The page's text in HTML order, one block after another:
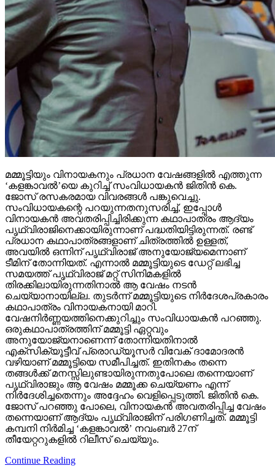
മമ്മൂട്ടിയും വിനായകനും പ്രധാന വേഷങ്ങളില്‍ എത്തുന്ന
ജോസ് രസകരമായ വിവരങ്ങള്‍ പങ്കുവെച്ചു.
സംവിധായകന്റെ പറയുന്നതനുസരിച്ച്, ഇപ്പോള്‍
വിനായകന്‍ അവതരിപ്പിച്ചിരിക്കുന്ന കഥാപാത്രം ആദ്യം
പൃഥ്വിരാജിനെക്കായിരുന്നാണ് പദ്ധതിയിട്ടിരുന്നത്. രണ്ട്
പ്രധാന കഥാപാത്രങ്ങളാണ് ചിത്രത്തില്‍ ഉള്ളത്,
അവയില്‍ ഒന്നിന് പൃഥ്വിരാജ് അനുയോജ്യമെന്നാണ്
ടീമിന് തോന്നിയത്. എന്നാല്‍ മമ്മൂട്ടിയുടെ ഡേറ്റ് ലഭിച്ച
സമയത്ത് പൃഥ്വിരാജ് മറ്റ് സിനിമകളില്‍
തിരക്കിലായിരുന്നതിനാല്‍ ആ വേഷം നടന്‍
ചെയ്യാനായില്ല. തുടര്‍ന്ന് മമ്മൂട്ടിയുടെ നിര്‍ദേശപ്രകാരം
കഥാപാത്രം വിനായകനായി മാറി.
വേഷനിര്‍ണ്ണയത്തിനെക്കുറിച്ചും സംവിധായകന്‍ പറഞ്ഞു.
ഒരുകഥാപാത്രത്തിന് മമ്മൂട്ടി ഏറ്റവും
അനുയോജ്യനാണെന്ന് തോന്നിയതിനാല്‍
എക്‌സിക്യൂട്ടീവ് പ്രൊഡ്യൂസര്‍ വിവേക് ദാമോദരന്‍
വഴിയാണ് മമ്മൂട്ടിയെ സമീപിച്ചത്. ഇതിനകം തന്നെ
തങ്ങള്‍ക്ക് മനസ്സിലുണ്ടായിരുന്നതുപോലെ തന്നെയാണ്
പൃഥ്വിരാജും ആ വേഷം മമ്മൂക്ക ചെയ്യണം എന്ന്
നിര്‍ദേശിച്ചതെന്നും അദ്ദേഹം വെളിപ്പെടുത്തി. ജിതിന്‍ കെ.
ജോസ് പറഞ്ഞു പോലെ, വിനായകന്‍ അവതരിപ്പിച്ച വേഷം
തന്നെയാണ് ആദ്യം പൃഥ്വിരാജിന് പരിഗണിച്ചത്. മമ്മൂട്ടി
കമ്പനി നിര്‍മിച്ച ‘കളങ്കാവല്‍’ നവംബര്‍ 27ന്
തീയേറ്ററുകളില്‍ റിലീസ് ചെയ്യും.
Continue Reading
india